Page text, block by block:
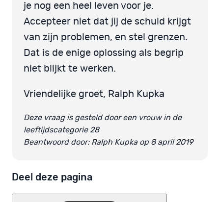
je nog een heel leven voor je.
Accepteer niet dat jij de schuld krijgt
van zijn problemen, en stel grenzen.
Dat is de enige oplossing als begrip
niet blijkt te werken.
Vriendelijke groet, Ralph Kupka
Deze vraag is gesteld door een vrouw in de
leeftijdscategorie 28
Beantwoord door: Ralph Kupka op 8 april 2019
Deel deze pagina